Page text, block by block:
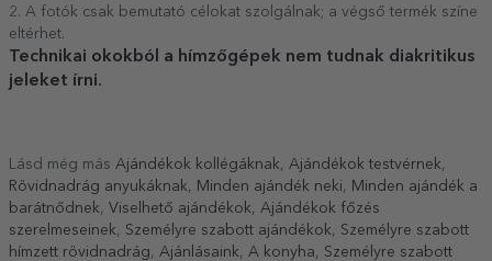
2. A fotók csak bemutató célokat szolgálnak; a végső termék színe
eltérhet.
Technikai okokból a hímzőgépek nem tudnak diakritikus
jeleket írni.
Lásd még más Ajándékok kollégáknak Ajándékok testvérnek
Rövidnadrág anyukáknak
Minden ajándék neki
Minden ajándék a
barátnődnek
Viselhető ajándékok
Ajándékok főzés
szerelmeseinek
Személyre szabott ajándékok
Személyre szabott
hímzett rövidnadrág
Ajánlásaink A konyha
Személyre szabott